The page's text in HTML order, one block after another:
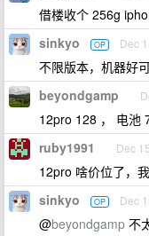
借楼收个 256g
sinkyo OP Dec
不限版本，机器好
beyondgamp
12pro 128 ， 电池
ruby1991 Dec
12pro 啥价位了，
sinkyo OP Dec
@beyondgamp 不